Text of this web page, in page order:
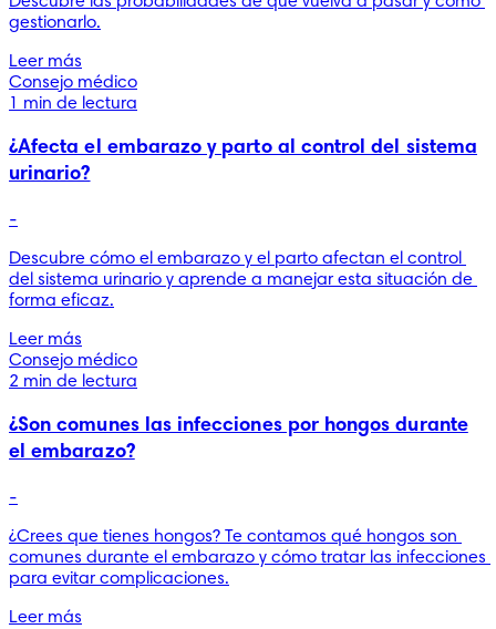
gestionarlo.
Leer más
Consejo médico
1 min de lectura
¿Afecta el embarazo y parto al control del sistema
urinario?
-
Descubre cómo el embarazo y el parto afectan el control
del sistema urinario y aprende a manejar esta situación de
forma eficaz.
Leer más
Consejo médico
2 min de lectura
¿Son comunes las infecciones por hongos durante
el embarazo?
-
¿Crees que tienes hongos? Te contamos qué hongos son
comunes durante el embarazo y cómo tratar las infecciones
para evitar complicaciones.
Leer más